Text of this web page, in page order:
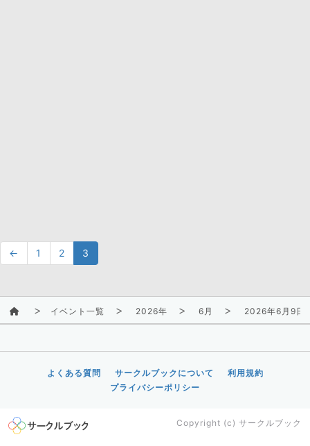
← 1 2 3
イベント一覧 2026年 6月 2026年6月9日(
よくある質問 サークルブックについて
利用規約
プライバシーポリシー
Copyright (c) サークルブック